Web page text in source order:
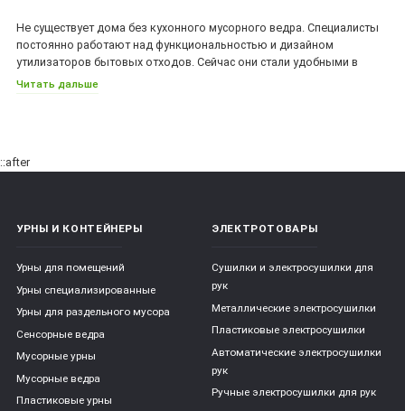
Не существует дома без кухонного мусорного ведра. Специалисты
постоянно работают над функциональностью и дизайном
утилизаторов бытовых отходов. Сейчас они стали удобными в
использовании, приспособленными к установке в шкафу или
получили такой внешний вид, что их можно смело оставлять на
Выбор урны для кухни
материал изготовления – урны для кухни производят из
пластика или металла, они различаются по прочности;
форма – ведро может быть установлено в шкаф или в угол,
поэтому оно должно быть соответствующей формы;
эстетичность – необязательно создавать из контейнера
Читать дальше
::after
УРНЫ И КОНТЕЙНЕРЫ
Урны для помещений
Урны специализированные
Урны для раздельного мусора
Сенсорные ведра
Мусорные урны
Мусорные ведра
Пластиковые урны
ЭЛЕКТРОТОВАРЫ
Сушилки и электросушилки для
рук
Металлические электросушилки
Пластиковые электросушилки
Автоматические электросушилки
рук
Ручные электросушилки для рук